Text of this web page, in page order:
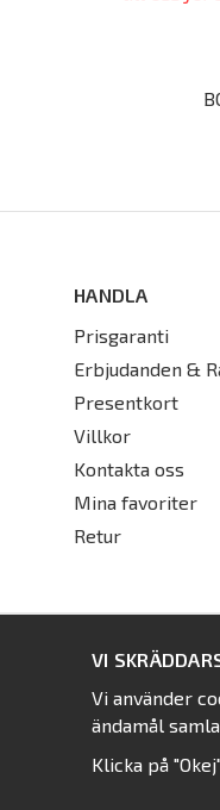
HANDLA
Prisgaranti
Erbjudanden &
Presentkort
Villkor
Kontakta oss
Mina favoriter
Retur
VI
Vi använder
ändamål
Klicka på